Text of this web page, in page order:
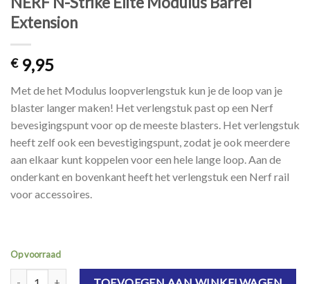
Extension
€9,95
Met de het Modulus loopverlengstuk kun je de loop van je
blaster langer maken! Het verlengstuk past op een Nerf
bevesigingspunt voor op de meeste blasters. Het verlengstuk
heeft zelf ook een bevestigingspunt, zodat je ook meerdere
aan elkaar kunt koppelen voor een hele lange loop. Aan de
onderkant en bovenkant heeft het verlengstuk een Nerf rail
voor accessoires.
Op voorraad
NERF N-Strike Elite Modulus Barrel Extension aantal